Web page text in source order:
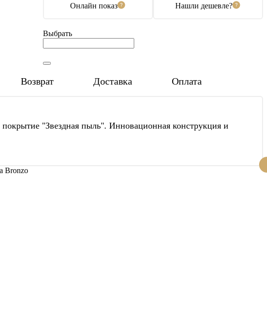
Онлайн показ Нашли дешевле?
Выбрать
Возврат Доставка Оплата
"Звездная пыль". Инновационная конструкция и
Bronzo